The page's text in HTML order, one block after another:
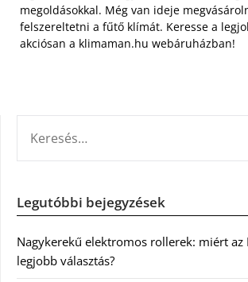
megoldásokkal. Még van ideje
felszereltetni a fűtő klímát. Keresse a
akciósan a klimaman.hu webáruházban!
Legutóbbi bejegyzések
Nagykerekű elektromos rollerek: miért az
legjobb választás?